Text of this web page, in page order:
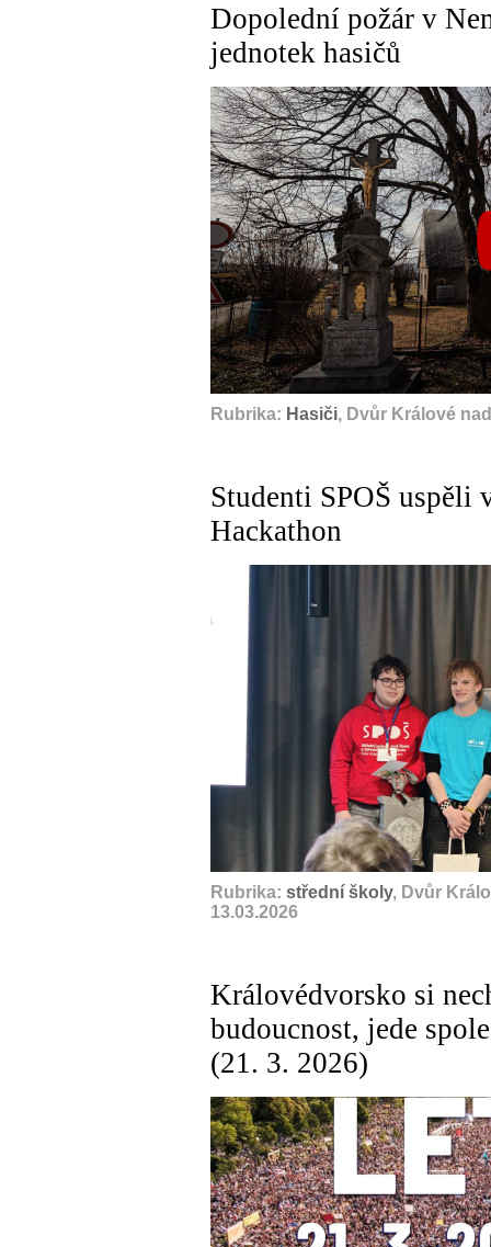
Dopolední požár v
jednotek hasičů
Rubrika: Hasiči, Dvůr Králové
Studenti SPOŠ uspěli
Hackathon
Rubrika: střední školy, Dvůr
13.03.2026
Královédvorsko si
budoucnost, jede
(21. 3. 2026)